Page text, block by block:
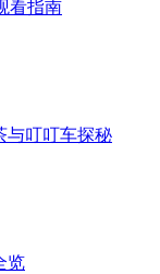
看指南
与叮叮车探秘
览